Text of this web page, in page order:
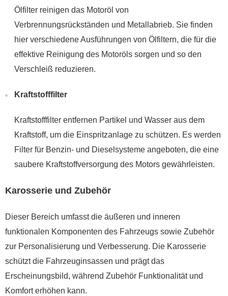
Ölfilter reinigen das Motoröl von
Verbrennungsrückständen und Metallabrieb. Sie finden
hier verschiedene Ausführungen von Ölfiltern, die für die
effektive Reinigung des Motoröls sorgen und so den
Verschleiß reduzieren.
Kraftstofffilter
Kraftstofffilter entfernen Partikel und Wasser aus dem
Kraftstoff, um die Einspritzanlage zu schützen. Es werden
Filter für Benzin- und Dieselsysteme angeboten, die eine
saubere Kraftstoffversorgung des Motors gewährleisten.
Karosserie und Zubehör
Dieser Bereich umfasst die äußeren und inneren
funktionalen Komponenten des Fahrzeugs sowie Zubehör
zur Personalisierung und Verbesserung. Die Karosserie
schützt die Fahrzeuginsassen und prägt das
Erscheinungsbild, während Zubehör Funktionalität und
Komfort erhöhen kann.